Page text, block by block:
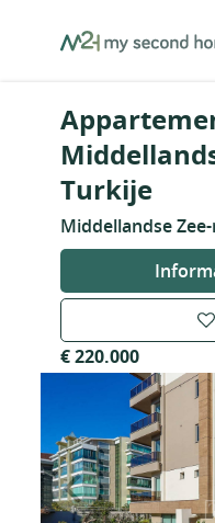
MySecondHome
Turkije
Middellandse
€ 220.000